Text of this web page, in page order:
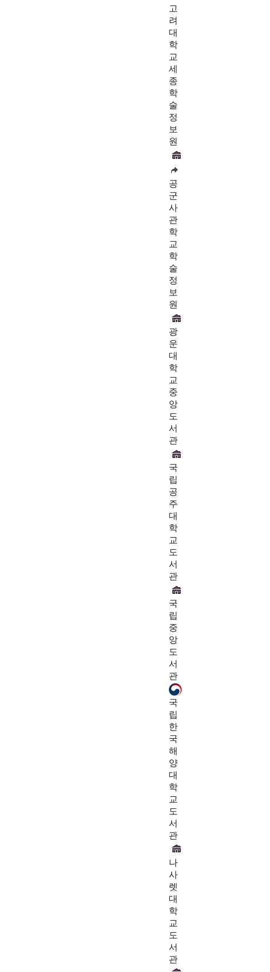
고
려
대
학
교
세
종
학
술
정
보
원
공
군
사
관
학
교
학
술
정
보
원
광
운
대
학
교
중
앙
도
서
관
국
립
공
주
대
학
교
도
서
관
국
립
중
앙
도
서
관
국
립
한
국
해
양
대
학
교
도
서
관
나
사
렛
대
학
교
도
서
관